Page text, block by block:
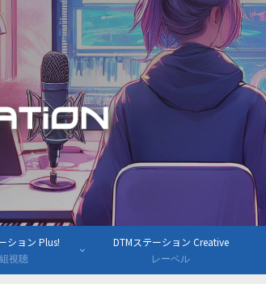
ション Plus!
視聴
DTMステーション Creative
レーベル